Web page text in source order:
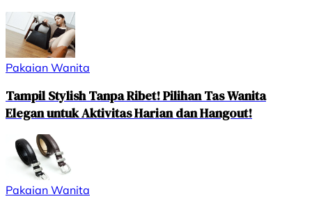
Pakaian Wanita
Tampil Stylish Tanpa Ribet! Pilihan Tas Wanita
Elegan untuk Aktivitas Harian dan Hangout!
Pakaian Wanita